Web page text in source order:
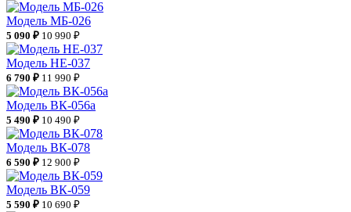
Модель МБ-026
5 090 ₽ 10 990 ₽
Модель НЕ-037
6 790 ₽ 11 990 ₽
Модель ВК-056а
5 490 ₽ 10 490 ₽
Модель ВК-078
6 590 ₽ 12 900 ₽
Модель ВК-059
5 590 ₽ 10 690 ₽